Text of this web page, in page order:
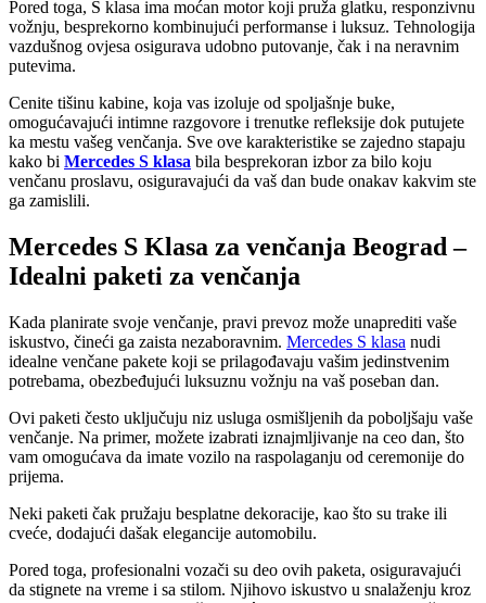
Pored toga, S klasa ima moćan motor koji pruža glatku, responzivnu
vožnju, besprekorno kombinujući performanse i luksuz. Tehnologija
vazdušnog ovjesa osigurava udobno putovanje, čak i na neravnim
putevima.
Cenite tišinu kabine, koja vas izoluje od spoljašnje buke,
omogućavajući intimne razgovore i trenutke refleksije dok putujete
ka mestu vašeg venčanja. Sve ove karakteristike se zajedno stapaju
kako bi Mercedes S klasa bila besprekoran izbor za bilo koju
venčanu proslavu, osiguravajući da vaš dan bude onakav kakvim ste
ga zamislili.
Mercedes S Klasa za venčanja Beograd –
Idealni paketi za venčanja
Kada planirate svoje venčanje, pravi prevoz može unaprediti vaše
iskustvo, čineći ga zaista nezaboravnim. Mercedes S klasa nudi
idealne venčane pakete koji se prilagođavaju vašim jedinstvenim
potrebama, obezbeđujući luksuznu vožnju na vaš poseban dan.
Ovi paketi često uključuju niz usluga osmišljenih da poboljšaju vaše
venčanje. Na primer, možete izabrati iznajmljivanje na ceo dan, što
vam omogućava da imate vozilo na raspolaganju od ceremonije do
prijema.
Neki paketi čak pružaju besplatne dekoracije, kao što su trake ili
cveće, dodajući dašak elegancije automobilu.
Pored toga, profesionalni vozači su deo ovih paketa, osiguravajući
da stignete na vreme i sa stilom. Njihovo iskustvo u snalaženju kroz